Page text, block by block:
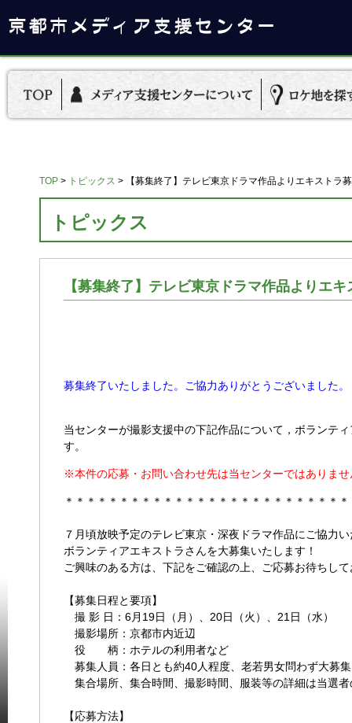
TOP > トピックス > 【募集終了】テレビ東京ドラマ作品よりエキストラ
トピックス
【募集終了】テレビ東京ドラマ作品よりエ
募集終了いたしました。ご協力ありがとうございました。
当センターが撮影支援中の下記作品について，ボランテ
す。
※本件の応募・お問い合わせ先は当センターではありま
＊＊＊＊＊＊＊＊＊＊＊＊＊＊＊＊＊＊＊＊＊＊＊＊＊
７月頃放映予定のテレビ東京・深夜ドラマ作品にご協力
ボランティアエキストラさんを大募集いたします！
ご興味のある方は、下記をご確認の上、ご応募お待ちし
【募集日程と要項】
撮 影 日：6月19日（月）、20日（火）、21日（水）
撮影場所：京都市内近辺
役 柄：ホテルの利用者など
募集人員：各日とも約40人程度、老若男女問わず大募
集合場所、集合時間、撮影時間、服装等の詳細は当選
【応募方法】